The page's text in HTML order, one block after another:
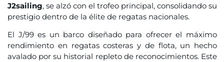
J2sailing, se alzó con el trofeo principal, consolidando su
prestigio dentro de la élite de regatas nacionales.
El J/99 es un barco diseñado para ofrecer el máximo
rendimiento en regatas costeras y de flota, un hecho
avalado por su historial repleto de reconocimientos. Este